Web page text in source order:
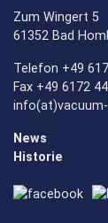
Zum Wingert 5
61352 Bad
Telefon +49
Fax +49 6172
News
Historie